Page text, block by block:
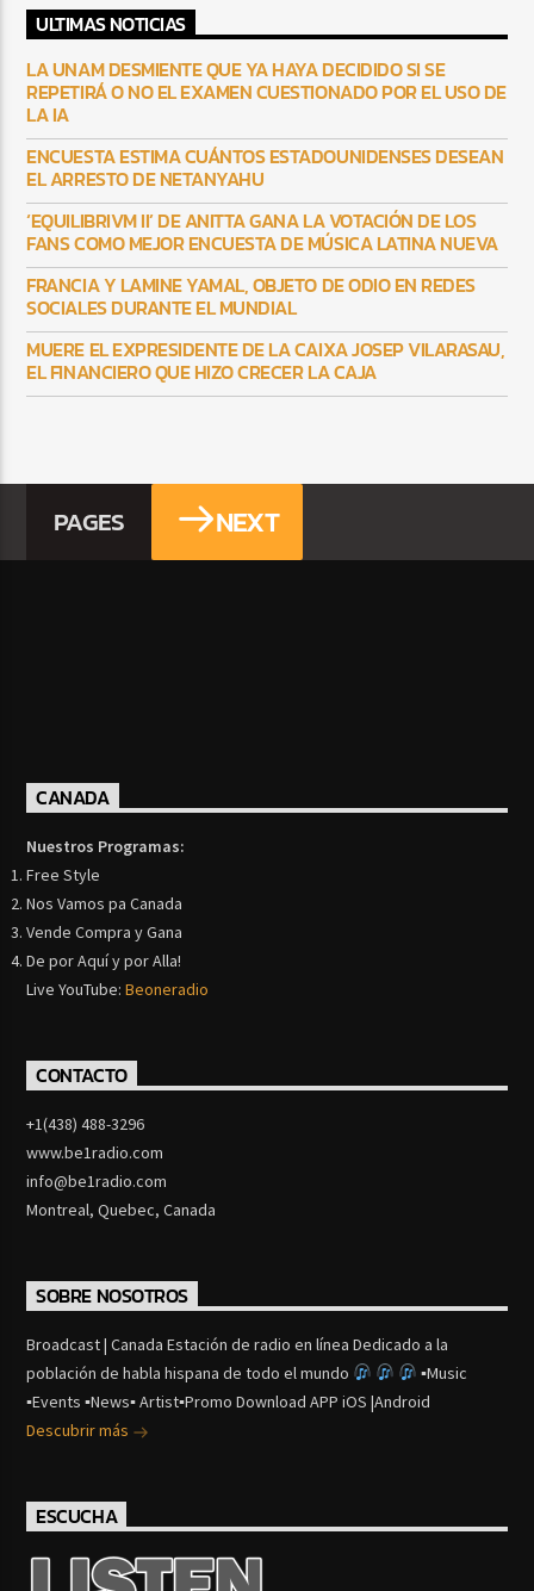
ULTIMAS NOTICIAS
LA UNAM DESMIENTE QUE YA HAYA DECIDIDO SI SE
REPETIRÁ O NO EL EXAMEN CUESTIONADO POR EL USO DE
LA IA
ENCUESTA ESTIMA CUÁNTOS ESTADOUNIDENSES DESEAN
EL ARRESTO DE NETANYAHU
‘EQUILIBRIVM II’ DE ANITTA GANA LA VOTACIÓN DE LOS
FANS COMO MEJOR ENCUESTA DE MÚSICA LATINA NUEVA
FRANCIA Y LAMINE YAMAL, OBJETO DE ODIO EN REDES
SOCIALES DURANTE EL MUNDIAL
MUERE EL EXPRESIDENTE DE LA CAIXA JOSEP VILARASAU,
EL FINANCIERO QUE HIZO CRECER LA CAJA
PAGES NEXT
CANADA
Nuestros Programas:
Free Style
Nos Vamos pa Canada
Vende Compra y Gana
De por Aquí y por Alla!
Live YouTube:Beoneradio
CONTACTO
+1(438) 488-3296
www.be1radio.com
info@be1radio.com
Montreal, Quebec, Canada
SOBRE NOSOTROS
Broadcast | Canada Estación de radio en línea Dedicado a la
población de habla hispana de todo el mundo
▪Music
▪Events ▪News▪ Artist▪Promo Download APP iOS |Android
Descubrir más
ESCUCHA